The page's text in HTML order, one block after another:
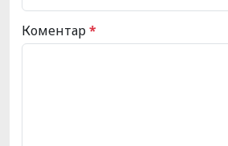
Коментар*